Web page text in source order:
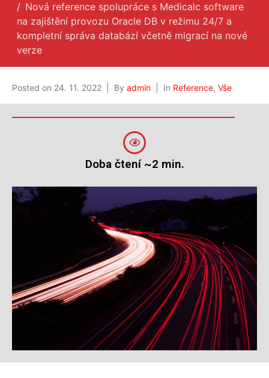
Nová reference spolupráce s Medicalc software
na zajištění provozu Oracle DB v režimu 24/7 a
kompletní správa databází včetně migrací na nové
verze
Posted on 24. 11. 2022 By admin In Reference, Vše
Doba čtení ~2 min.